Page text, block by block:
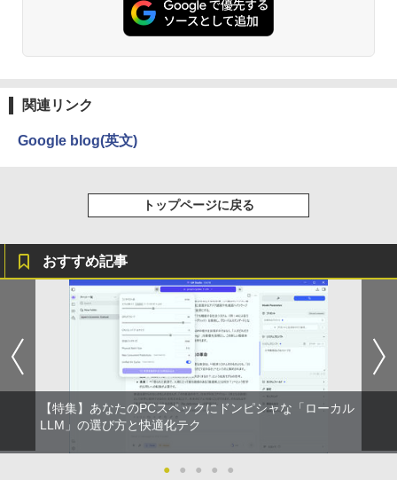
【マラソンP5倍/10%オフクーポン】中古
ノートパソコン Windows11 Pro Office
付き Panasonic Let's note CF-NX3 第4
中古パソコン | Lenovo | ThinkPad L57
0 | Windows11 | ノートPC | 一年保証 |
GHz | MEM:8GB | HDD:500GB | DVDマ
￥9,980
【期間限定 ポイント10倍】Lenovo Idea
Pad D330 10.1型 2-in-1 タブレットPC／
着脱式キーボード（intel 第九世代Celero
n N4000/4GB/64GB eMMC/HD IPS液晶
Type-C データ/充電可）/microSD対応
（最大128GB）/Windows 11 Pro／Dolb
￥2,750
モバイルモニター 15.6インチ InnoView
h/PS3/PS4/PS5/Xbox One/PC/スマホ/U
SBType-C/標準HDMI対応【選べる種
類】タッチ/ケース付き/4Kタイプ
￥8,980
アースドリームス 厳選おまかせモニター
21.5型〜27型ワイド 【HDMI対応 / FULL
NEC等) テレワーク デュアルモニター S
witch PS4 PS5対応 【整備済み中古品】
ー）
￥594
ちいかわ なんか小さくてかわいいやつ
（2） （ワイドKC） [ ナガノ ]
￥1,210
バムとケロのデイブック Bam and Ker
￥4,950
￥7,990
Anker Soundcore Liberty 5 ミッドナイトブ
ラック
￥14,990
【2026年アップグレード版】AOKIMI ワイヤ
レスイヤホン bluetooth イヤホン V12 小型
軽量 ブルートゥースHi-Fi 最大36時間再生 ぶ
るーとゅーす コードレス ENCノイズキャン
セリング 自動ペアリング Type-C充電 マイク
付き 防水 タッチ式音量調整 スポーツ/通勤/通
学/WEB会議(ホワイト)
￥1,964
￥250
￥250
見知らぬ糸
On My Road (Stadium ver.)
￥250
On My Road (Stadium ver.)
￥250
￥1,112
ットル (Smart Basic)
by Amazon 天然水ラベルレス 2L×9本
by Amazon 炭酸水 ラベルレス 500ml ×24本
強炭酸水 ペットボトル 500ミリリットル (Sm
art Basic)
￥1,625
コカ・コーラ やかんの麦茶 from 爽健美茶 ラ
ベルレス 650mlPET×24本
￥770
￥832
ONE PIECE モノクロ版 115 (ジャンプコミッ
クスDIGITAL)
￥594
HUNTER×HUNTER モノクロ版 39 (ジャンプ
コミックスDIGITAL)
￥572
スーパーの裏でヤニ吸うふたり 9巻 (デジタル
￥810
関連リンク
Google blog(英文)
トップページに戻る
おすすめ記事
【特集】あなたのPCスペックにドンピシャな「ローカル
LLM」の選び方と快適化テク
● ● ● ● ●